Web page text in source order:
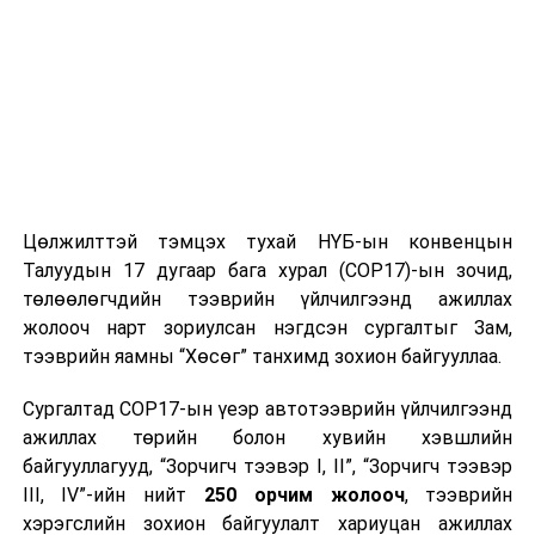
Цөлжилттэй тэмцэх тухай НҮБ-ын конвенцын
Талуудын 17 дугаар бага хурал (COP17)-ын зочид,
төлөөлөгчдийн тээврийн үйлчилгээнд ажиллах
жолооч нарт зориулсан нэгдсэн сургалтыг Зам,
тээврийн яамны “Хөсөг” танхимд зохион байгууллаа.
Сургалтад COP17-ын үеэр автотээврийн үйлчилгээнд
ажиллах төрийн болон хувийн хэвшлийн
байгууллагууд, “Зорчигч тээвэр I, II”, “Зорчигч тээвэр
III, IV”-ийн нийт 250 орчим жолооч, тээврийн
хэрэгслийн зохион байгуулалт хариуцан ажиллах